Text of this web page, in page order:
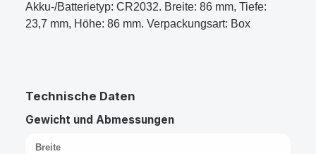
Akku-/Batterietyp: CR2032. Breite: 86 mm, Tiefe:
23,7 mm, Höhe: 86 mm. Verpackungsart: Box
Technische Daten
Gewicht und Abmessungen
Breite